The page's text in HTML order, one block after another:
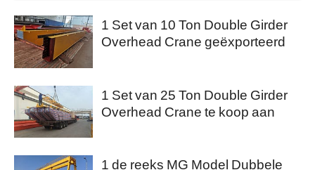
1 Set van 10 Ton Double Girder
Overhead Crane geëxporteerd
1 Set van 25 Ton Double Girder
Overhead Crane te koop aan
1 de reeks MG Model Dubbele